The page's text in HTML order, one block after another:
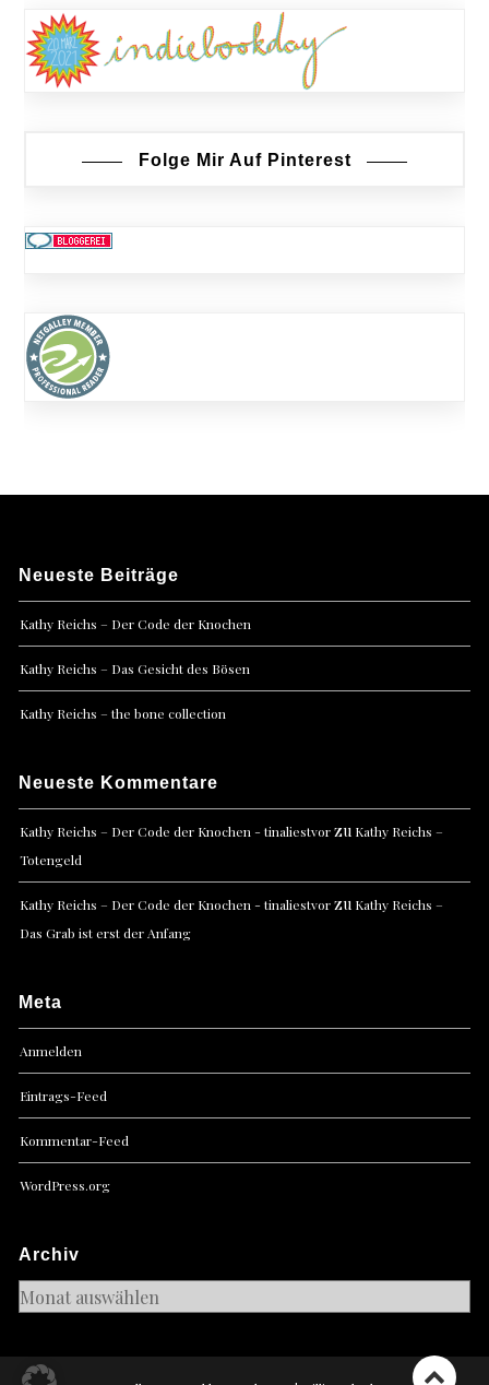
Folge Mir Auf Pinterest
Neueste Beiträge
Kathy Reichs – Der Code der Knochen
Kathy Reichs – Das Gesicht des Bösen
Kathy Reichs – the bone collection
Neueste Kommentare
Kathy Reichs – Der Code der Knochen - tinaliestvorzu Kathy Reichs –
Totengeld
Kathy Reichs – Der Code der Knochen - tinaliestvorzu Kathy Reichs –
Das Grab ist erst der Anfang
Meta
Anmelden
Eintrags-Feed
Kommentar-Feed
WordPress.org
Archiv
Archiv